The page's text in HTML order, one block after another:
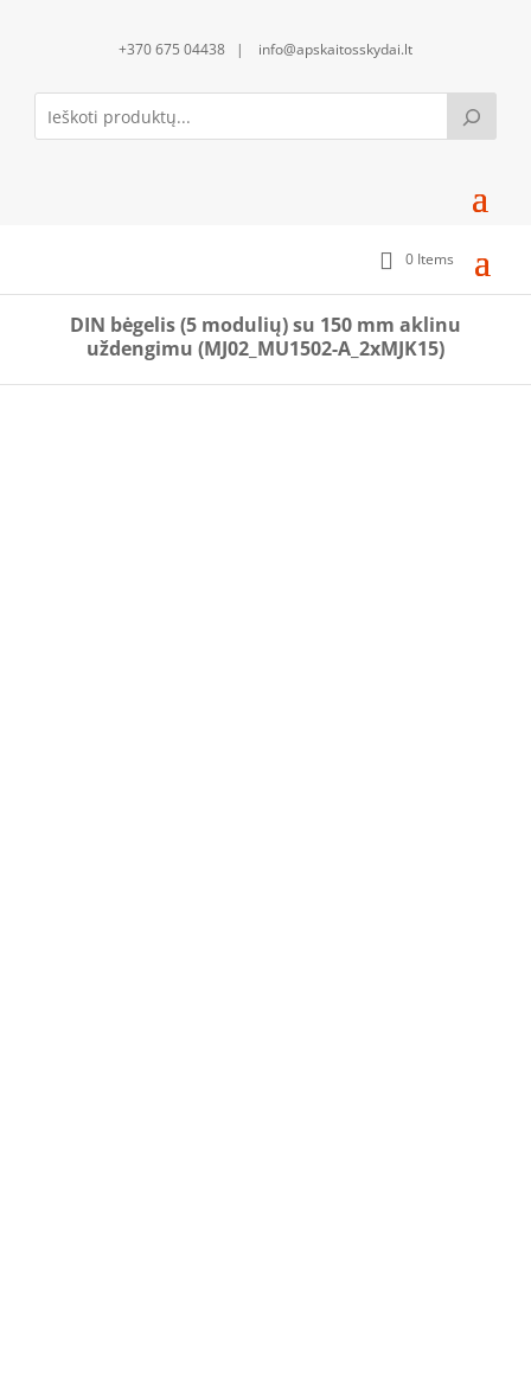
+370 675 04438 | info@apskaitosskydai.lt
0 Items
DIN bėgelis (5 modulių) su 150 mm aklinu
uždengimu (MJ02_MU1502-A_2xMJK15)